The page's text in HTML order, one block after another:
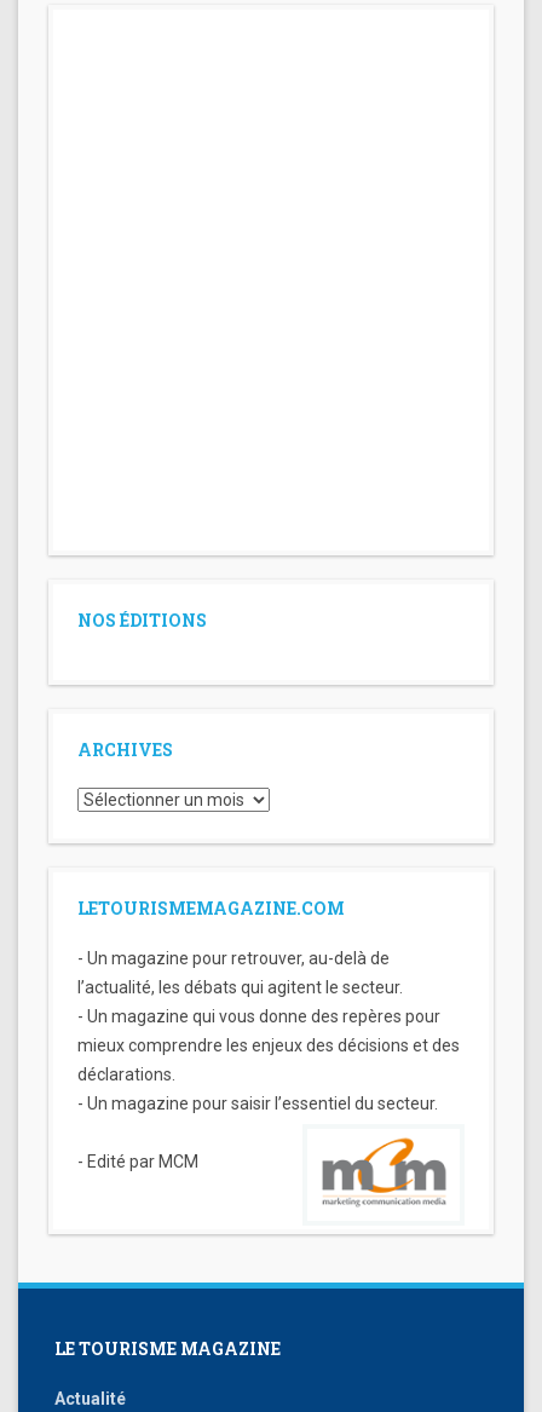
NOS ÉDITIONS
ARCHIVES
Archives
LETOURISMEMAGAZINE.COM
- Un magazine pour retrouver, au-delà de
l’actualité, les débats qui agitent le secteur.
- Un magazine qui vous donne des repères pour
mieux comprendre les enjeux des décisions et des
déclarations.
- Un magazine pour saisir l’essentiel du secteur.
- Edité par MCM
LE TOURISME MAGAZINE
Actualité